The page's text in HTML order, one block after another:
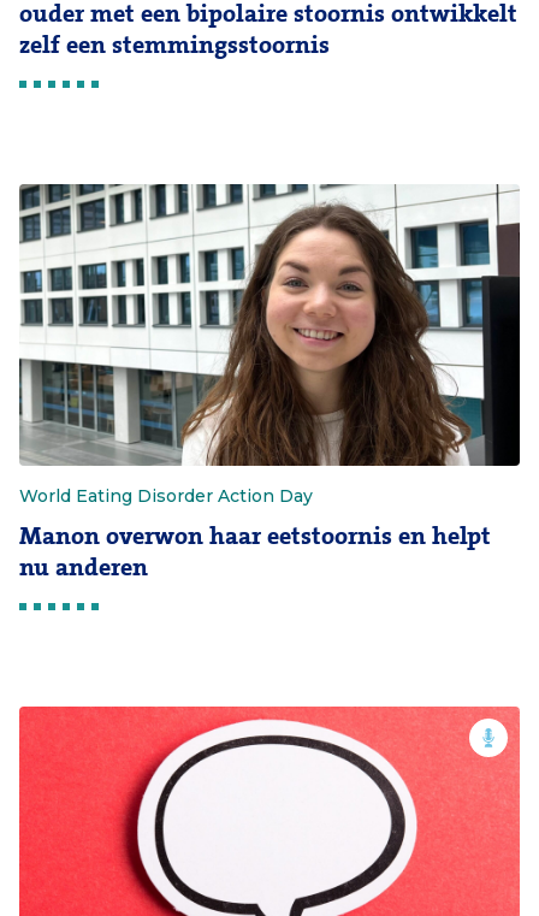
ouder met een bipolaire stoornis ontwikkelt
zelf een stemmingsstoornis
World Eating Disorder Action Day
Manon overwon haar eetstoornis en helpt
nu anderen